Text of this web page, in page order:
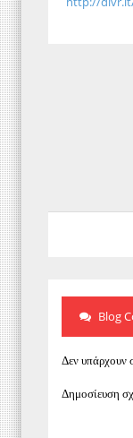
Blog
Δεν υπάρχουν
Δημοσίευση